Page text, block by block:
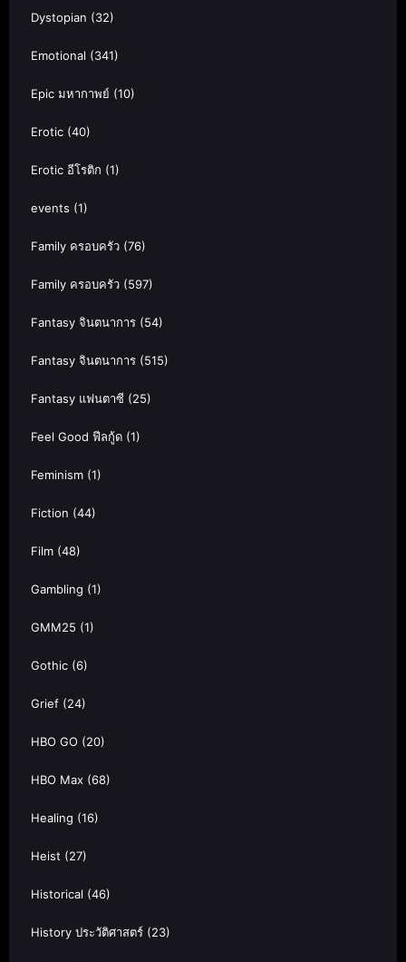
Dystopian (32)
Emotional (341)
Epic มหากาพย์ (10)
Erotic (40)
Erotic อีโรติก (1)
events (1)
Family ครอบครัว (76)
Family ครอบครัว (597)
Fantasy จินตนาการ (54)
Fantasy จินตนาการ (515)
Fantasy แฟนตาซี (25)
Feel Good ฟีลกู้ด (1)
Feminism (1)
Fiction (44)
Film (48)
Gambling (1)
GMM25 (1)
Gothic (6)
Grief (24)
HBO GO (20)
HBO Max (68)
Healing (16)
Heist (27)
Historical (46)
History ประวัติศาสตร์ (23)